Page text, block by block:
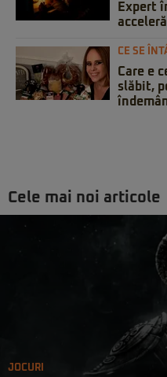
Expert
CE SE
Care e
slăbit,
Cele mai noi articole
JOCURI